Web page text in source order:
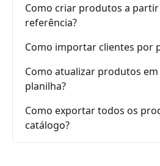
Como criar produtos a
referência?
Como importar clientes por
Como atualizar produtos
planilha?
Como exportar todos os
catálogo?